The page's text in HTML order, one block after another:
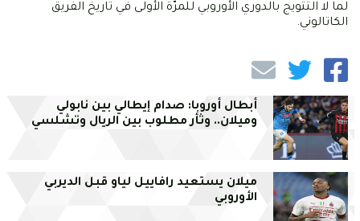
لما لا التتويج بالدوري الأوروبي للمرّة الأولى في تاريخ الفريق
الكاتالوني.
أبطال أوروبا: صدام إيطالي بين نابولي
وميلان.. وثأر مطلوب بين الريال وتشلسي
ميلان يستعيد رافاييل لياو قبل الديربي
الأوروبي